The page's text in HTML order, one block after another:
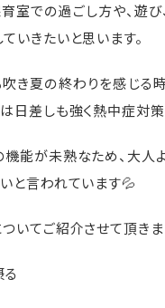
室での過ごし方や、遊び
いきたいと思います。
き夏の終わりを感じる
日差しも強く熱中症対策
能が未熟なため、大人
と言われています💦
いてご紹介させて頂きま